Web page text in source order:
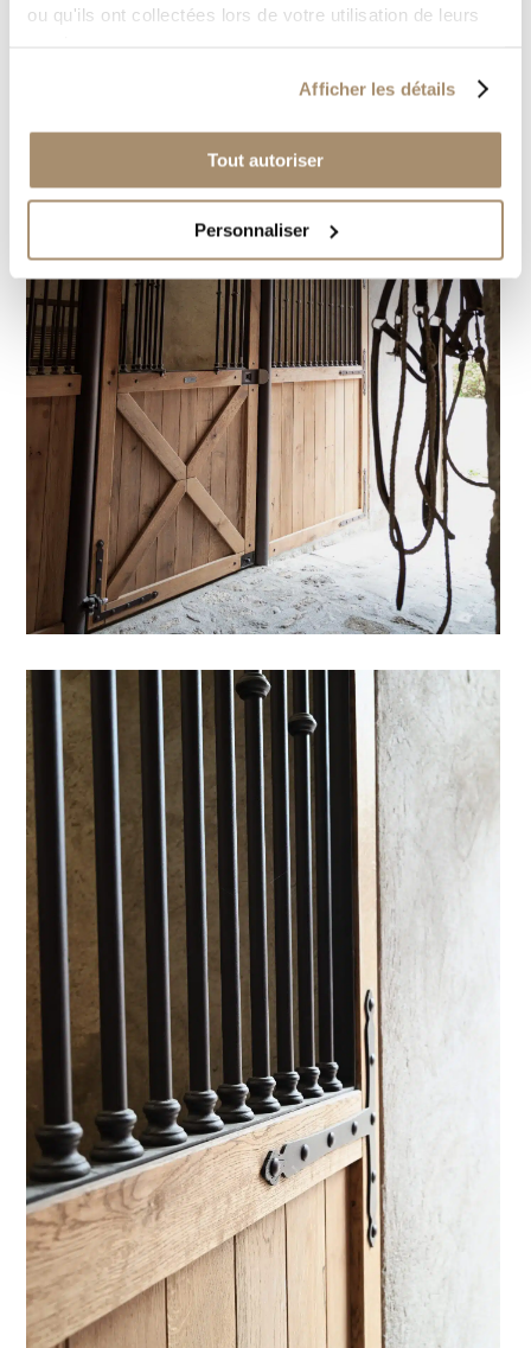
ou qu'ils ont collectées lors de votre utilisation de leurs
Afficher les détails
Tout autoriser
Personnaliser